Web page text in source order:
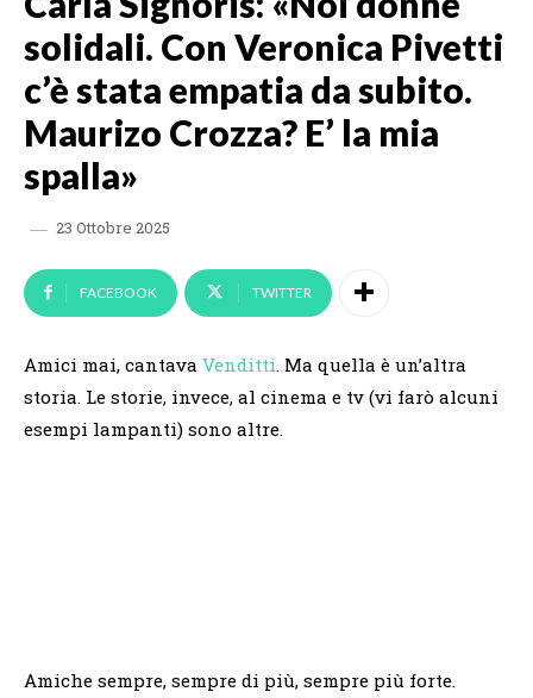
solidali. Con Veronica Pivetti
c’è stata empatia da subito.
Maurizo Crozza? E’ la mia
spalla»
23 Ottobre 2025
FACEBOOK TWITTER
Amici mai, cantava Venditti. Ma quella è un’altra
storia. Le storie, invece, al cinema e tv (vi farò alcuni
esempi lampanti) sono altre.
Amiche sempre, sempre di più, sempre più forte.